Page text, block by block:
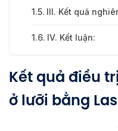
III. Kết quả
IV. Kết luận:
Kết quả điều
ở lưỡi bằng